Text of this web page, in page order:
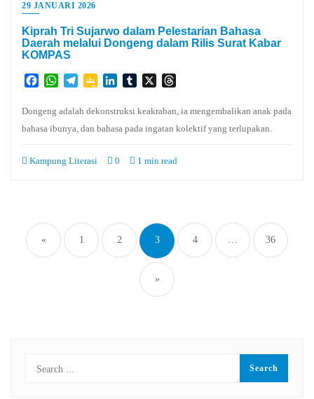
29 JANUARI 2026
Kiprah Tri Sujarwo dalam Pelestarian Bahasa
Daerah melalui Dongeng dalam Rilis Surat Kabar
KOMPAS
FacebookWhatsApp
TelegramGoogleLinkedInTumblr
X
Dongeng adalah dekonstruksi keakraban, ia mengembalikan anak pada
bahasa ibunya, dan bahasa pada ingatan kolektif yang terlupakan.
Kampung Literasi 0 1 min read
pos
« 1 2 3 4 36
»